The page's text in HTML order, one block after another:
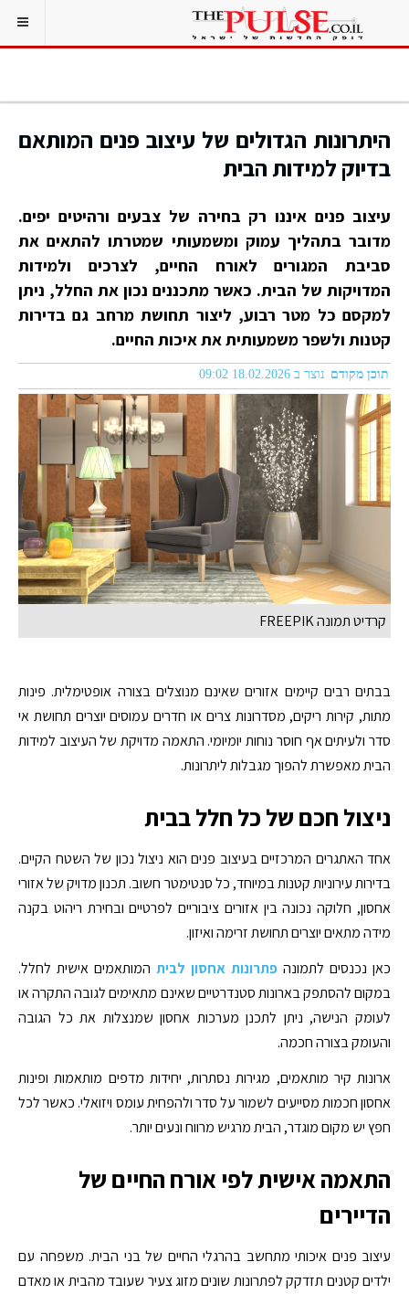
היתרונות הגדולים של עיצוב פנים המותאם
בדיוק למידות הבית
עיצוב פנים איננו רק בחירה של צבעים ורהיטים יפים.
מדובר בתהליך עמוק ומשמעותי שמטרתו להתאים את
סביבת המגורים לאורח החיים, לצרכים ולמידות
המדויקות של הבית. כאשר מתכננים נכון את החלל, ניתן
למקסם כל מטר רבוע, ליצור תחושת מרחב גם בדירות
קטנות ולשפר משמעותית את איכות החיים.
תוכן מקודם נוצר ב 18.02.2026 09:02
קרדיט תמונה FREEPIK
בבתים רבים קיימים אזורים שאינם מנוצלים בצורה אופטימלית. פינות
מתות, קירות ריקים, מסדרונות צרים או חדרים עמוסים יוצרים תחושת אי
סדר ולעיתים אף חוסר נוחות יומיומי. התאמה מדויקת של העיצוב למידות
הבית מאפשרת להפוך מגבלות ליתרונות.
ניצול חכם של כל חלל בבית
אחד האתגרים המרכזיים בעיצוב פנים הוא ניצול נכון של השטח הקיים.
בדירות עירוניות קטנות במיוחד, כל סנטימטר חשוב. תכנון מדויק של אזורי
אחסון, חלוקה נכונה בין אזורים ציבוריים לפרטיים ובחירת ריהוט בקנה
מידה מתאים יוצרים תחושת זרימה ואיזון.
כאן נכנסים לתמונה פתרונות אחסון לבית המותאמים אישית לחלל.
במקום להסתפק בארונות סטנדרטיים שאינם מתאימים לגובה התקרה או
לעומק הנישה, ניתן לתכנן מערכות אחסון שמנצלות את כל הגובה
והעומק בצורה חכמה.
ארונות קיר מותאמים, מגירות נסתרות, יחידות מדפים מותאמות ופינות
אחסון חכמות מסייעים לשמור על סדר ולהפחית עומס ויזואלי. כאשר לכל
חפץ יש מקום מוגדר, הבית מרגיש מרווח ונעים יותר.
התאמה אישית לפי אורח החיים של
הדיירים
עיצוב פנים איכותי מתחשב בהרגלי החיים של בני הבית. משפחה עם
ילדים קטנים תזדקק לפתרונות שונים מזוג צעיר שעובד מהבית או מאדם